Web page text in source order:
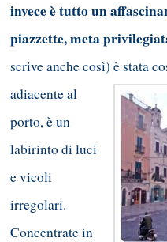
invece è tutto un
piazzette, meta
scrive anche così) è stata
adiacente al
porto, è un
labirinto di luci
e vicoli
irregolari.
Concentrate in